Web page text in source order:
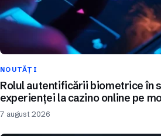
NOUTĂȚI
Rolul autentificării biometrice în
experienței la cazino online pe
7 august 2026